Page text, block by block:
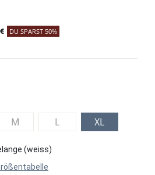
DU SPARST 50%
M L XL
(weiss)